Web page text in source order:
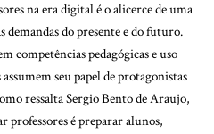
na era digital é o alicerce de uma
demandas do presente e do futuro.
competências pedagógicas e uso
seu papel de protagonistas
ressalta Sergio Bento de Araujo,
professores é preparar alunos,